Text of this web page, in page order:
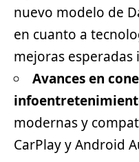
nuevo modelo de
en cuanto a
mejoras esperadas
Avances en
modernas y
CarPlay y Android